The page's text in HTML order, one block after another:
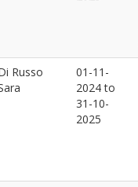
Russo
01-11-
2024to
31-10-
2025